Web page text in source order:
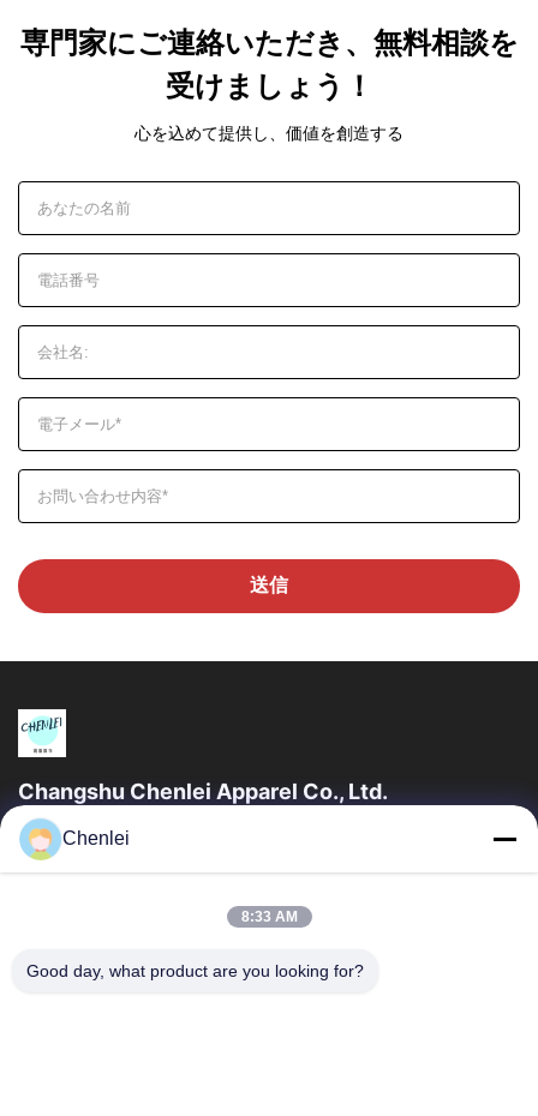
専門家にご連絡いただき、無料相談を
受けましょう！
心を込めて提供し、価値を創造する
送信
Changshu Chenlei Apparel Co., Ltd.
チャングシュ・チェンレー・アパレル・コー., LTD 私たちの工場
は2011年に設立され, 江苏省, 鈴州市に位置しています 上海空港か
品を生産します,私たちの利点優れた品質のチーム管理 迅速な検査
SAIKESAISI水素エナジー
Chenlei
8:33 AM
Good day, what product are you looking for?